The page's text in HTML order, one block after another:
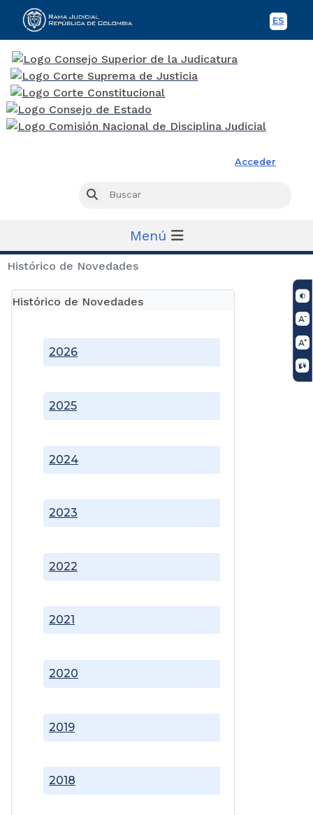
ES
Acceder
Buscar
Menú
Histórico de Novedades
Histórico de Novedades
2018
2019
2020
2021
2022
2023
2024
2025
2026